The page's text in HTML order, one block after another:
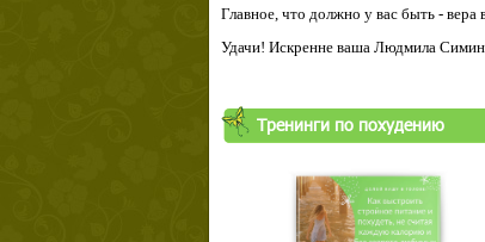
Главное, что должно у вас быть - вера
Удачи! Искренне ваша Людмила
Тренинги по похудению